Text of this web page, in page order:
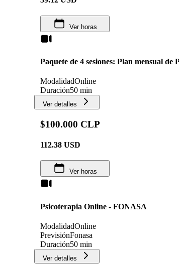
Ver horas
Paquete de 4 sesiones: Plan mensual de
ModalidadOnline
Duración50 min
Ver detalles
$100.000 CLP
112.38 USD
Ver horas
Psicoterapia Online - FONASA
ModalidadOnline
PrevisiónFonasa
Duración50 min
Ver detalles